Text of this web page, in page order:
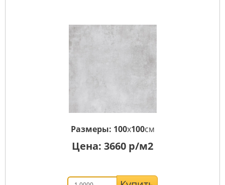
Размеры: 100x100см
Цена: 3660 р/м2